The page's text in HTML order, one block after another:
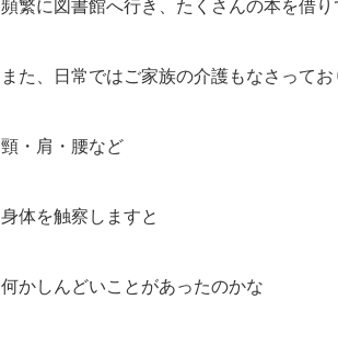
頻繁に図書館へ行き、たくさんの本を借り
また、日常ではご家族の介護もなさってお
頸・肩・腰など
身体を触察しますと
何かしんどいことがあったのかな